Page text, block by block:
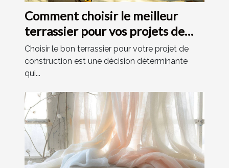
Comment choisir le meilleur
terrassier pour vos projets de
construction
Choisir le bon terrassier pour votre projet de
construction est une décision déterminante
qui...